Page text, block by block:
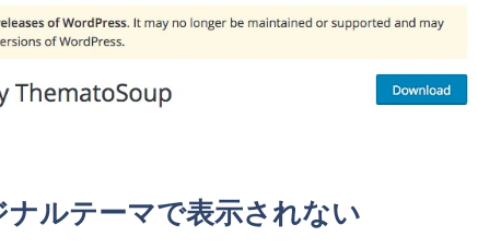
ルテーマで表示されない